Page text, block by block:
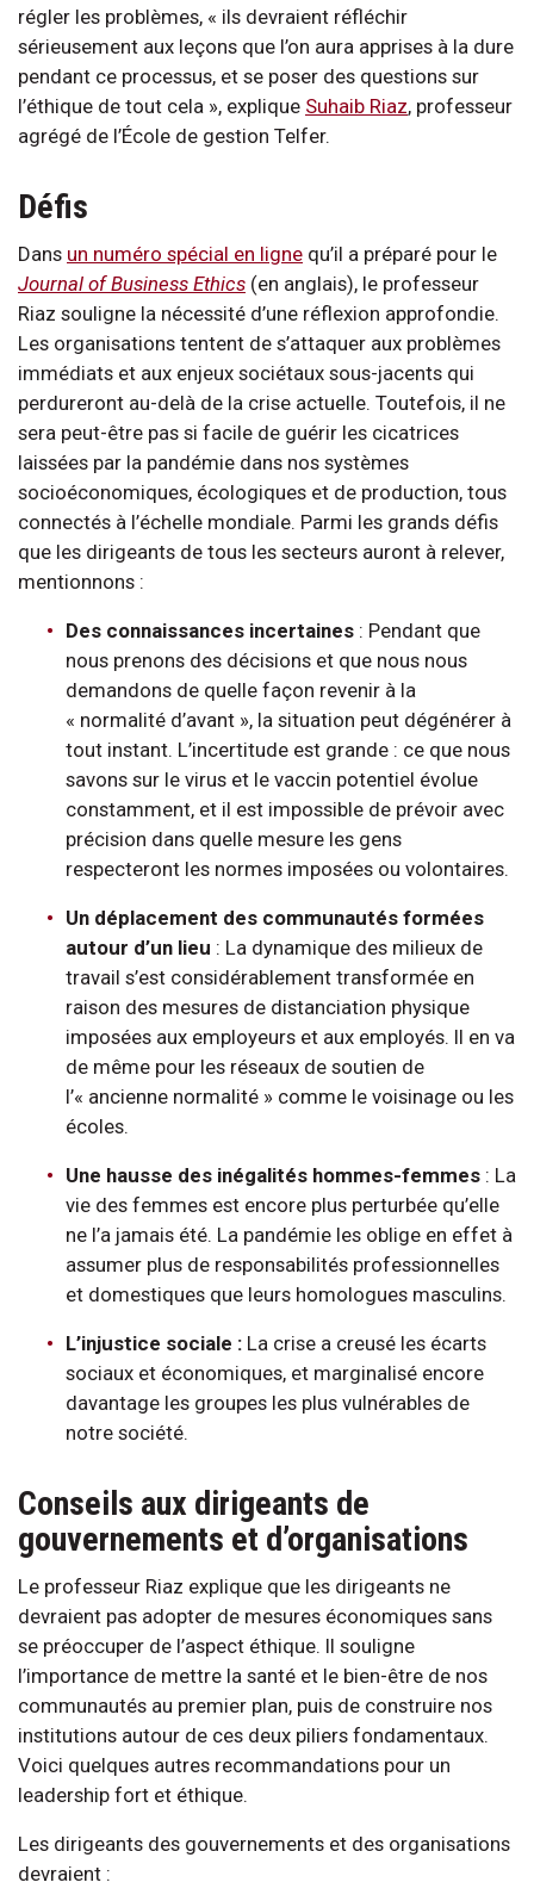
régler les problèmes, « ils devraient réfléchir
sérieusement aux leçons que l’on aura apprises à la dure
pendant ce processus, et se poser des questions sur
l’éthique de tout cela », explique Suhaib Riaz, professeur
agrégé de l’École de gestion Telfer.
Défis
Dans un numéro spécial en ligne qu’il a préparé pour le
Journal of Business Ethics (en anglais), le professeur
Riaz souligne la nécessité d’une réflexion approfondie.
Les organisations tentent de s’attaquer aux problèmes
immédiats et aux enjeux sociétaux sous-jacents qui
perdureront au-delà de la crise actuelle. Toutefois, il ne
sera peut-être pas si facile de guérir les cicatrices
laissées par la pandémie dans nos systèmes
socioéconomiques, écologiques et de production, tous
connectés à l’échelle mondiale. Parmi les grands défis
que les dirigeants de tous les secteurs auront à relever,
mentionnons :
Des connaissances incertaines : Pendant que
nous prenons des décisions et que nous nous
demandons de quelle façon revenir à la
« normalité d’avant », la situation peut dégénérer à
tout instant. L’incertitude est grande : ce que nous
savons sur le virus et le vaccin potentiel évolue
constamment, et il est impossible de prévoir avec
précision dans quelle mesure les gens
respecteront les normes imposées ou volontaires.
Un déplacement des communautés formées
autour d’un lieu : La dynamique des milieux de
travail s’est considérablement transformée en
raison des mesures de distanciation physique
imposées aux employeurs et aux employés. Il en va
de même pour les réseaux de soutien de
l’« ancienne normalité » comme le voisinage ou les
écoles.
Une hausse des inégalités hommes-femmes : La
vie des femmes est encore plus perturbée qu’elle
ne l’a jamais été. La pandémie les oblige en effet à
assumer plus de responsabilités professionnelles
et domestiques que leurs homologues masculins.
L’injustice sociale : La crise a creusé les écarts
sociaux et économiques, et marginalisé encore
davantage les groupes les plus vulnérables de
notre société.
Conseils aux dirigeants de
gouvernements et d’organisations
Le professeur Riaz explique que les dirigeants ne
devraient pas adopter de mesures économiques sans
se préoccuper de l’aspect éthique. Il souligne
l’importance de mettre la santé et le bien-être de nos
communautés au premier plan, puis de construire nos
institutions autour de ces deux piliers fondamentaux.
Voici quelques autres recommandations pour un
leadership fort et éthique.
Les dirigeants des gouvernements et des organisations
devraient :